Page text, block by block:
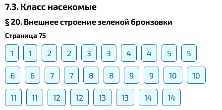
7.3. Класс насекомые
§ 20. Внешнее строение зеленой бронзовки
Страница 75
1 1 2 2 3 3 4 4 5 5
6 6 7 7 8 8 9 9 10 10
11 11 12 12 13 13 14
14